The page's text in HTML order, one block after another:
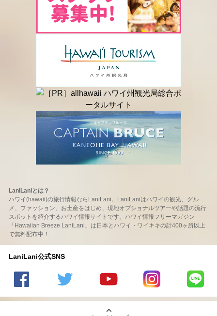
LaniLaniとは？
ハワイ(hawaii)の旅行情報ならLaniLani。LaniLaniはハワイの観光、グル
メ、ファッション、お土産をはじめ、現地オプショナルツアーや話題の流行
スポットを紹介するハワイ情報サイトです。ハワイ情報フリーマガジン
「Hawaiian Breeze LaniLani」は日本とハワイ・ワイキキの計400ヶ所以上
で無料配布中！
LaniLani公式SNS
の
のtwitter
の
Youtube
LaniLani
LaniLani